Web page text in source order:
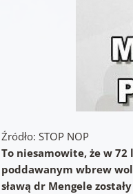
Źródło: STOP NOP
To niesamowite, że w
poddawanym wbrew
sławą dr Mengele